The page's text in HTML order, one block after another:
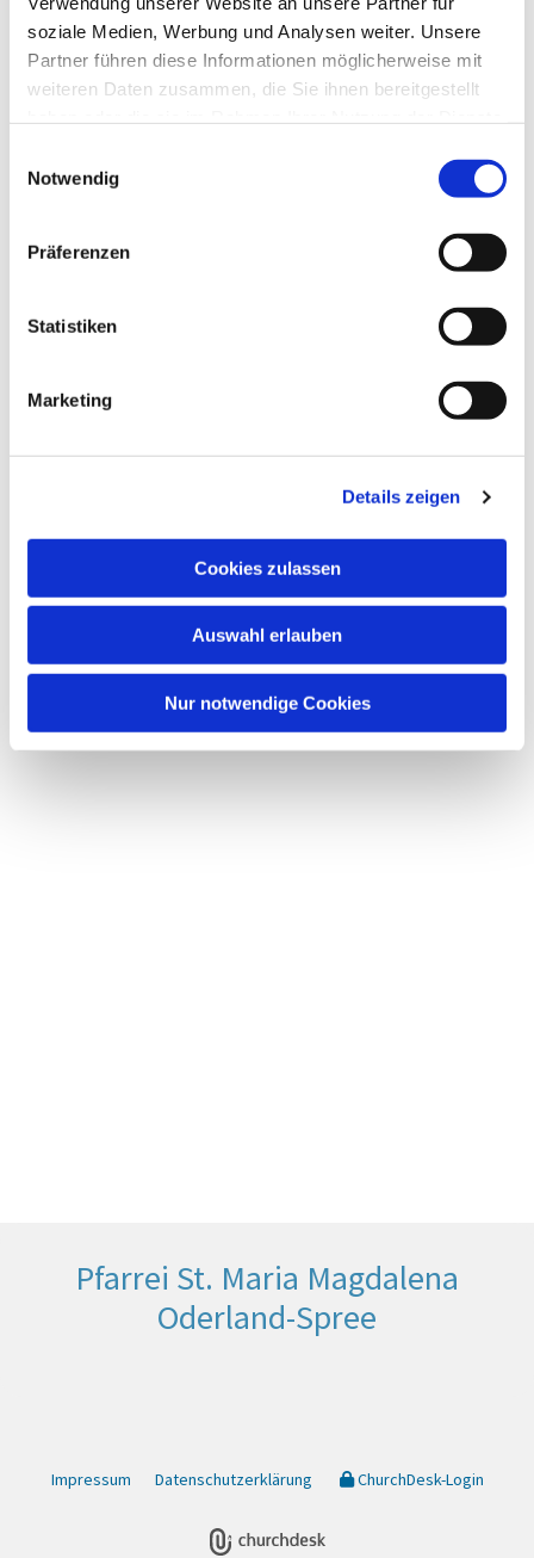
soziale Medien, Werbung und Analysen weiter. Unsere
Partner führen diese Informationen möglicherweise mit
weiteren Daten zusammen, die Sie ihnen bereitgestellt
Notwendig
Präferenzen
Statistiken
Marketing
Details zeigen
Cookies zulassen
Auswahl erlauben
Nur notwendige Cookies
Dies könnte Sie auch
Pfarrei St. Maria Magdalena
Oderland-Spree
Impressum Datenschutzerklärung ChurchDesk-Login